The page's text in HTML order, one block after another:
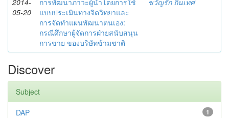
2014-
05-20
การพัฒนาภาวะผู้นำโดยการใช้
แบบประเมินทางจิตวิทยาและ
การจัดทำแผนพัฒนาตนเอง:
กรณีศึกษาผู้จัดการฝ่ายสนับสนุน
การขาย ของบริษัทข้ามชาติ
ขวัญรัก ถิ่นเทศ
Discover
Subject
1
DAP